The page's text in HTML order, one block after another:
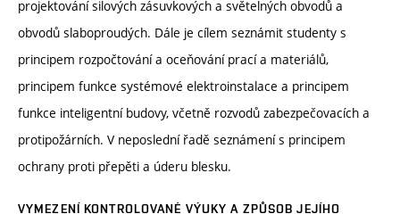
projektování silových zásuvkových a světelných obvodů a
obvodů slaboproudých. Dále je cílem seznámit studenty s
principem rozpočtování a oceňování prací a materiálů,
principem funkce systémové elektroinstalace a principem
funkce inteligentní budovy, včetně rozvodů zabezpečovacích a
protipožárních. V neposlední řadě seznámení s principem
ochrany proti přepěti a úderu blesku.
VYMEZENÍ KONTROLOVANÉ VÝUKY A ZPŮSOB JEJÍHO